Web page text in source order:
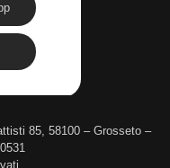
85, 58100 – Grosseto –